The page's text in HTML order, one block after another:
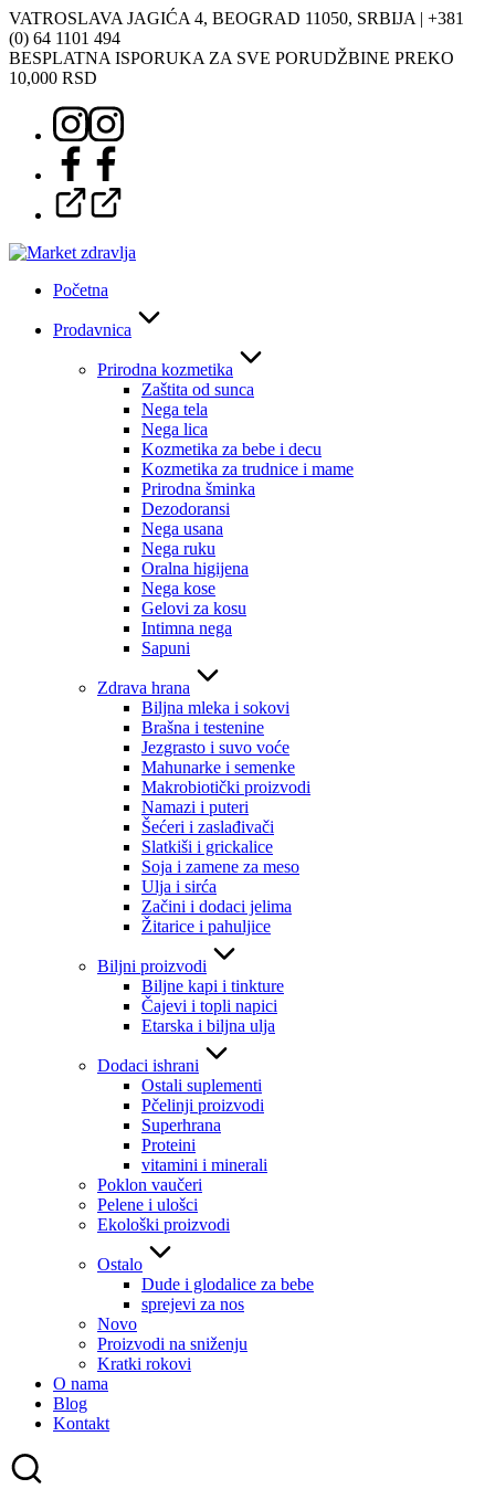
Skoči
na
sadržaj
VATROSLAVA JAGIĆA 4, BEOGRAD 11050, SRBIJA | +381
(0) 64 1101 494
BESPLATNA ISPORUKA ZA SVE PORUDŽBINE PREKO
10,000 RSD
Instagram
Facebook
Google
Početna
Prodavnica
Prirodna kozmetika
Zaštita od sunca
Nega tela
Nega lica
Kozmetika za bebe i decu
Kozmetika za trudnice i mame
Prirodna šminka
Dezodoransi
Nega usana
Nega ruku
Oralna higijena
Nega kose
Gelovi za kosu
Intimna nega
Sapuni
Zdrava hrana
Biljna mleka i sokovi
Brašna i testenine
Jezgrasto i suvo voće
Mahunarke i semenke
Makrobiotički proizvodi
Namazi i puteri
Šećeri i zaslađivači
Slatkiši i grickalice
Soja i zamene za meso
Ulja i sirća
Začini i dodaci jelima
Žitarice i pahuljice
Biljni proizvodi
Biljne kapi i tinkture
Čajevi i topli napici
Etarska i biljna ulja
Dodaci ishrani
Ostali suplementi
Pčelinji proizvodi
Superhrana
Proteini
vitamini i minerali
Poklon vaučeri
Pelene i ulošci
Ekološki proizvodi
Ostalo
Dude i glodalice za bebe
sprejevi za nos
Novo
Proizvodi na sniženju
Kratki rokovi
O nama
Blog
Kontakt